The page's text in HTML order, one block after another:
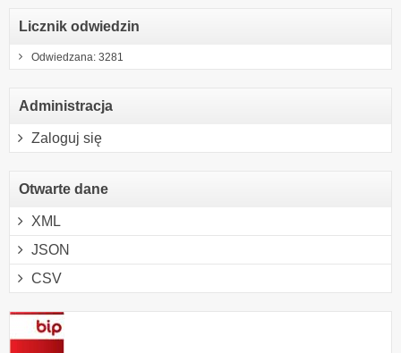
Licznik odwiedzin
Odwiedzana: 3281
Administracja
Zaloguj się
Otwarte dane
XML
JSON
CSV